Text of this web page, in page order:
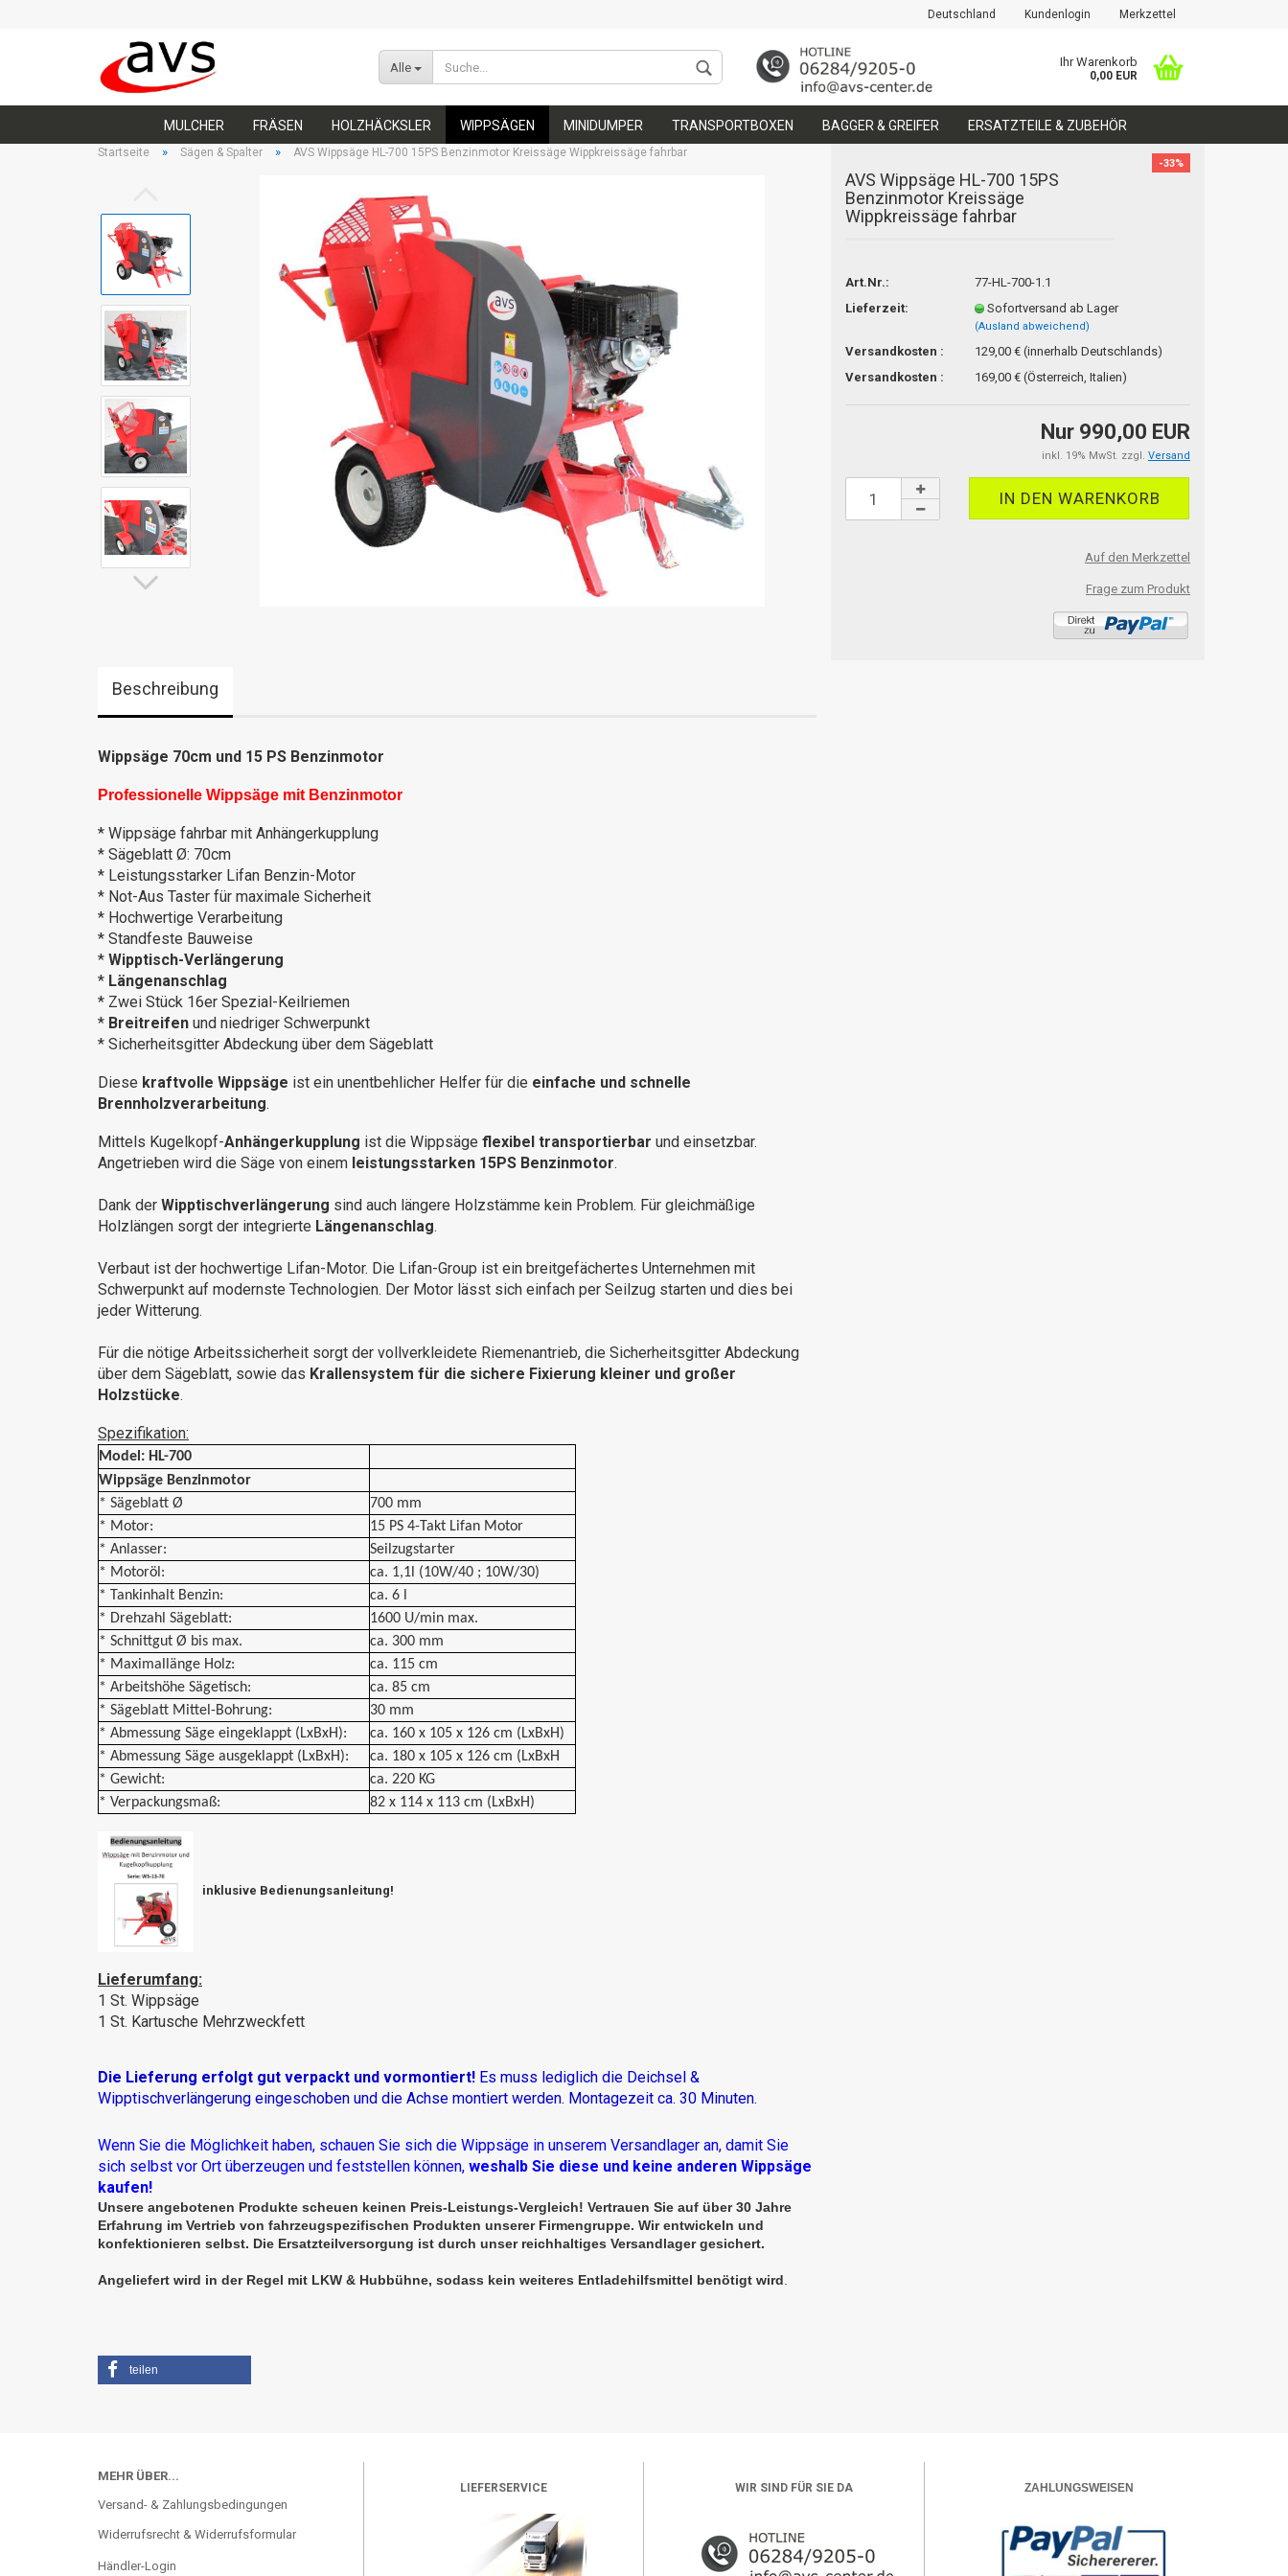
Deutschland
Wohnort
Kundenlogin
Konto erstellen
Passwort vergessen?
Merkzettel
Alle Ihr Warenkorb
0,00 EUR
MULCHER FRÄSEN HOLZHÄCKSLER WIPPSÄGEN MINIDUMPER TRANSPORTBOXEN BAGGER & GREIFER ERSATZTEILE & ZUBEHÖR
Startseite » Sägen & Spalter » AVS Wippsäge HL-700 15PS Benzinmotor Kreissäge Wippkreissäge fahrbar
-33%
AVS Wippsäge HL-700 15PS
Benzinmotor Kreissäge
Wippkreissäge fahrbar
Art.Nr.:
77-HL-700-1.1
Lieferzeit:
Sofortversand ab Lager
(Ausland abweichend)
Versandkosten :
129,00 € (innerhalb Deutschlands)
Versandkosten :
169,00 € (Österreich, Italien)
Nur 990,00 EUR
inkl. 19% MwSt. zzgl. Versand
Auf den Merkzettel
Frage zum Produkt
Beschreibung
Wippsäge 70cm und 15 PS Benzinmotor
Professionelle Wippsäge mit Benzinmotor
* Wippsäge fahrbar mit Anhängerkupplung
* Sägeblatt Ø: 70cm
* Leistungsstarker Lifan Benzin-Motor
* Not-Aus Taster für maximale Sicherheit
* Hochwertige Verarbeitung
* Standfeste Bauweise
* Wipptisch-Verlängerung
* Längenanschlag
* Zwei Stück 16er Spezial-Keilriemen
* Breitreifen und niedriger Schwerpunkt
* Sicherheitsgitter Abdeckung über dem Sägeblatt
Diese kraftvolle Wippsäge ist ein unentbehlicher Helfer für die einfache und schnelle
Brennholzverarbeitung.
Mittels Kugelkopf-Anhängerkupplung ist die Wippsäge flexibel transportierbar und einsetzbar.
Angetrieben wird die Säge von einem leistungsstarken 15PS Benzinmotor.
Dank der Wipptischverlängerung sind auch längere Holzstämme kein Problem. Für gleichmäßige
Holzlängen sorgt der integrierte Längenanschlag.
Verbaut ist der hochwertige Lifan-Motor. Die Lifan-Group ist ein breitgefächertes Unternehmen mit
Schwerpunkt auf modernste Technologien. Der Motor lässt sich einfach per Seilzug starten und dies bei
jeder Witterung.
Für die nötige Arbeitssicherheit sorgt der vollverkleidete Riemenantrieb, die Sicherheitsgitter Abdeckung
über dem Sägeblatt, sowie das Krallensystem für die sichere Fixierung kleiner und großer
Holzstücke.
Spezifikation:
Model: HL-700
Wippsäge Benzinmotor
* Sägeblatt Ø
700 mm
* Motor:
15 PS 4-Takt Lifan Motor
* Anlasser:
Seilzugstarter
* Motoröl:
ca. 1,1l (10W/40 ; 10W/30)
* Tankinhalt Benzin:
ca. 6 l
* Drehzahl Sägeblatt:
1600 U/min max.
* Schnittgut Ø bis max.
ca. 300 mm
* Maximallänge Holz:
ca. 115 cm
* Arbeitshöhe Sägetisch:
ca. 85 cm
* Sägeblatt Mittel-Bohrung:
30 mm
* Abmessung Säge eingeklappt (LxBxH):
ca. 160 x 105 x 126 cm (LxBxH)
* Abmessung Säge ausgeklappt (LxBxH):
ca. 180 x 105 x 126 cm (LxBxH
* Gewicht:
ca. 220 KG
* Verpackungsmaß:
82 x 114 x 113 cm (LxBxH)
inklusive Bedienungsanleitung!
Lieferumfang:
1 St. Wippsäge
1 St. Kartusche Mehrzweckfett
Die Lieferung erfolgt gut verpackt und vormontiert! Es muss lediglich die Deichsel &
Wipptischverlängerung eingeschoben und die Achse montiert werden. Montagezeit ca. 30 Minuten.
Wenn Sie die Möglichkeit haben, schauen Sie sich die Wippsäge in unserem Versandlager an, damit Sie
sich selbst vor Ort überzeugen und feststellen können, weshalb Sie diese und keine anderen Wippsäge
kaufen!
Unsere angebotenen Produkte scheuen keinen Preis-Leistungs-Vergleich! Vertrauen Sie auf über 30 Jahre
Erfahrung im Vertrieb von fahrzeugspezifischen Produkten unserer Firmengruppe. Wir entwickeln und
konfektionieren selbst. Die Ersatzteilversorgung ist durch unser reichhaltiges Versandlager gesichert.
Angeliefert wird in der Regel mit LKW & Hubbühne, sodass kein weiteres Entladehilfsmittel benötigt wird
teilen
MEHR ÜBER...
Versand- & Zahlungsbedingungen
Widerrufsrecht & Widerrufsformular
Händler-Login
LIEFERSERVICE WIR SIND FÜR SIE DA ZAHLUNGSWEISEN